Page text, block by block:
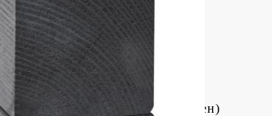
масив
Ш х В)
см (Ш x Д) (матракът не е включен)